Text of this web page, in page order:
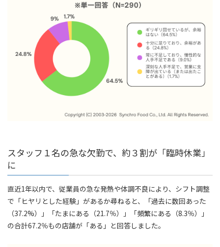
スタッフ１名の急な欠勤で、約３割が「臨時休業」
に
直近1年以内で、従業員の急な発熱や体調不良により、シフト調整
で「ヒヤリとした経験」があるか尋ねると、「過去に数回あった
（37.2%）」「たまにある（21.7％）」「頻繁にある（8.3％）」
の合計67.2％もの店舗が「ある」と回答しました。